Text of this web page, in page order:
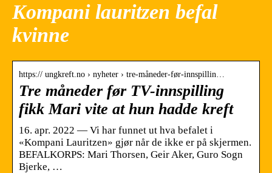
Kompani lauritzen befal
kvinne
https:// ungkreft.no › nyheter › tre-måneder-før-innspillin…
Tre måneder før TV-innspilling
fikk Mari vite at hun hadde kreft
16. apr. 2022 — Vi har funnet ut hva befalet i
«Kompani Lauritzen» gjør når de ikke er på skjermen.
BEFALKORPS: Mari Thorsen, Geir Aker, Guro Sogn
Bjerke, …